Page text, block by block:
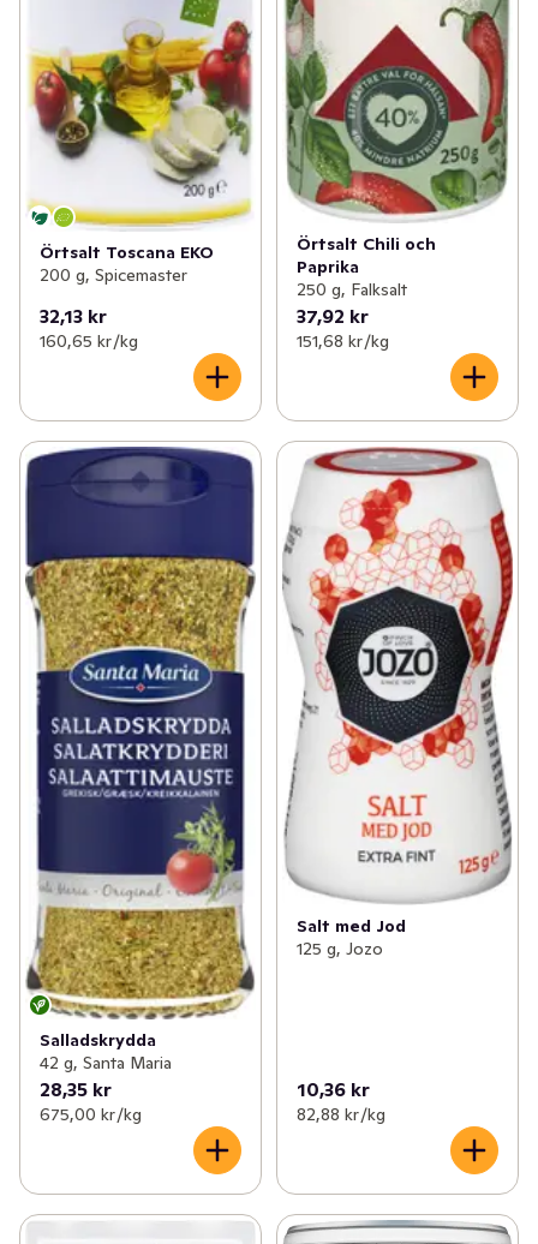
Örtsalt Toscana EKO
200 g, Spicemaster
32,13 kr
160,65 kr /kg
Örtsalt Chili och
Paprika
250 g, Falksalt
37,92 kr
151,68 kr /kg
Salladskrydda
42 g, Santa Maria
28,35 kr
675,00 kr /kg
Salt med Jod
125 g, Jozo
10,36 kr
82,88 kr /kg